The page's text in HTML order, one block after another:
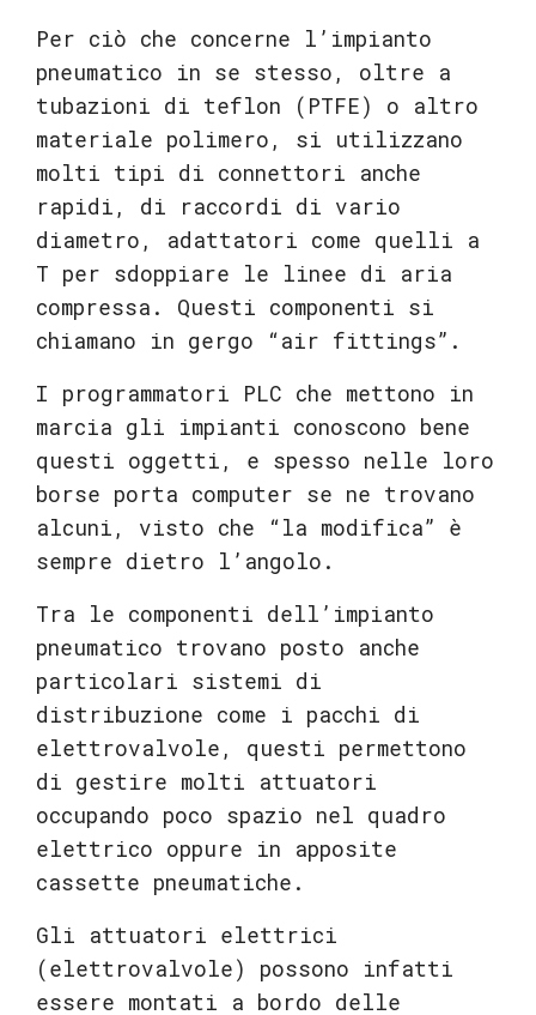
Per ciò che concerne l’impianto
pneumatico in se stesso, oltre a
tubazioni di teflon (PTFE) o altro
materiale polimero, si utilizzano
molti tipi di connettori anche
rapidi, di raccordi di vario
diametro, adattatori come quelli a
T per sdoppiare le linee di aria
compressa. Questi componenti si
chiamano in gergo “air fittings”.
I programmatori PLC che mettono in
marcia gli impianti conoscono bene
questi oggetti, e spesso nelle loro
borse porta computer se ne trovano
alcuni, visto che “la modifica” è
sempre dietro l’angolo.
Tra le componenti dell’impianto
pneumatico trovano posto anche
particolari sistemi di
distribuzione come i pacchi di
elettrovalvole, questi permettono
di gestire molti attuatori
occupando poco spazio nel quadro
elettrico oppure in apposite
cassette pneumatiche.
Gli attuatori elettrici
(elettrovalvole) possono infatti
essere montati a bordo delle